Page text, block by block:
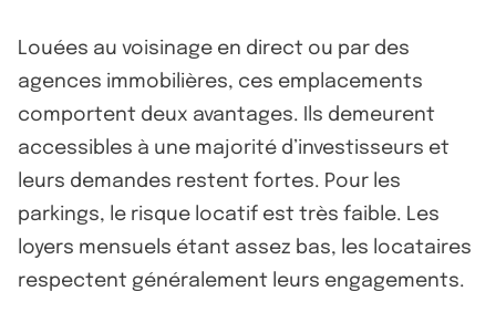
Louées au voisinage en direct ou par des
agences immobilières, ces emplacements
comportent deux avantages. Ils demeurent
accessibles à une majorité d’investisseurs et
leurs demandes restent fortes. Pour les
parkings, le risque locatif est très faible. Les
loyers mensuels étant assez bas, les locataires
respectent généralement leurs engagements.